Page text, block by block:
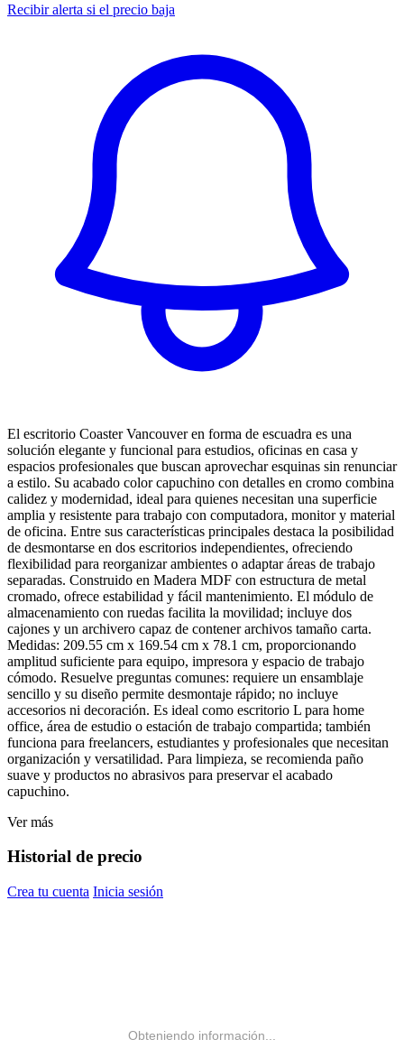
Recibir alerta si el precio baja
El escritorio Coaster Vancouver en forma de escuadra es una
solución elegante y funcional para estudios, oficinas en casa y
espacios profesionales que buscan aprovechar esquinas sin renunciar
a estilo. Su acabado color capuchino con detalles en cromo combina
calidez y modernidad, ideal para quienes necesitan una superficie
amplia y resistente para trabajo con computadora, monitor y material
de oficina. Entre sus características principales destaca la posibilidad
de desmontarse en dos escritorios independientes, ofreciendo
flexibilidad para reorganizar ambientes o adaptar áreas de trabajo
separadas. Construido en Madera MDF con estructura de metal
cromado, ofrece estabilidad y fácil mantenimiento. El módulo de
almacenamiento con ruedas facilita la movilidad; incluye dos
cajones y un archivero capaz de contener archivos tamaño carta.
Medidas: 209.55 cm x 169.54 cm x 78.1 cm, proporcionando
amplitud suficiente para equipo, impresora y espacio de trabajo
cómodo. Resuelve preguntas comunes: requiere un ensamblaje
sencillo y su diseño permite desmontaje rápido; no incluye
accesorios ni decoración. Es ideal como escritorio L para home
office, área de estudio o estación de trabajo compartida; también
funciona para freelancers, estudiantes y profesionales que necesitan
organización y versatilidad. Para limpieza, se recomienda paño
suave y productos no abrasivos para preservar el acabado
capuchino.
Ver más
Historial de precio
Crea tu cuenta Inicia sesión
Obteniendo información...